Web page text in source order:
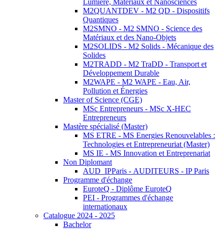
Lumière, Matériaux et Nanosciences
M2QUANTDEV - M2 QD - Dispositifs
Quantiques
M2SMNO - M2 SMNO - Science des
Matériaux et des Nano-Objets
M2SOLIDS - M2 Solids - Mécanique des
Solides
M2TRADD - M2 TraDD - Transport et
Développement Durable
M2WAPE - M2 WAPE - Eau, Air,
Pollution et Énergies
Master of Science (CGE)
MSc Entrepreneurs - MSc X-HEC
Entrepreneurs
Mastère spécialisé (Master)
MS ETRE - MS Energies Renouvelables :
Technologies et Entrepreneuriat (Master)
MS IE - MS Innovation et Entreprenariat
Non Diplomant
AUD_IPParis - AUDITEURS - IP Paris
Programme d'échange
EuroteQ - Diplôme EuroteQ
PEI - Programmes d'échange
internationaux
Catalogue 2024 - 2025
Bachelor